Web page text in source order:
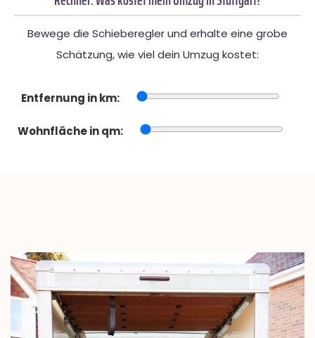
Bewege die Schieberegler und erhalte eine grobe
Schätzung, wie viel dein Umzug kostet:
Entfernung in km:
Wohnfläche in qm: